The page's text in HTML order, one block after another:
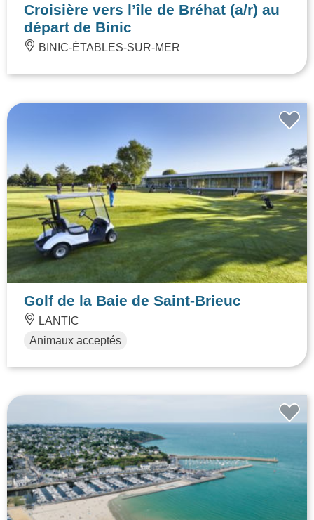
Croisière vers l’île de Bréhat (a/r) au
départ de Binic
BINIC-ÉTABLES-SUR-MER
Golf de la Baie de Saint-Brieuc
LANTIC
Animaux acceptés